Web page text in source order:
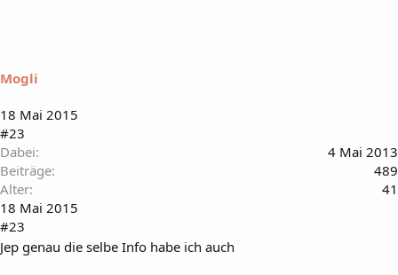
Mogli
18 Mai 2015
#23
Dabei
4 Mai 2013
Beiträge
489
Alter
41
18 Mai 2015
#23
Jep genau die selbe Info habe ich auch